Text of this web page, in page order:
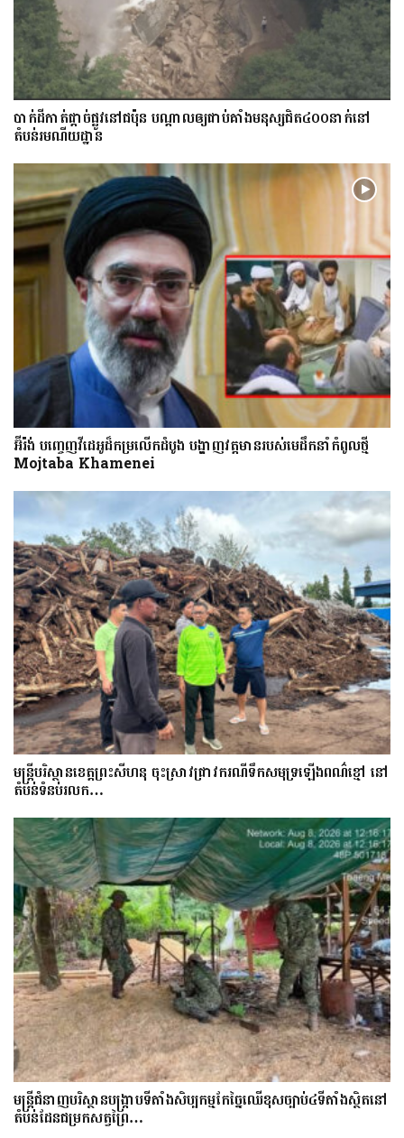
​បាក់​ដី​កាត់ផ្តាច់ផ្លូវ​​នៅជប៉ុន បណ្តាល​ឲ្យ​ជាប់​គាំង​​​មនុស្ស​ជិត​៤០០នាក់​នៅ
តំបន់រមណីយដ្ឋាន​
អ៊ីរ៉ង់ បញ្ចេញវីដេអូដ៏កម្រលើក​ដំបូង បង្ហាញ​វត្តមាន​​​របស់​​មេដឹកនាំកំពូលថ្មី
Mojtaba Khamenei
មន្រ្តីបរិស្ថានខេត្តព្រះសីហនុ ចុះស្រាវជ្រាវករណីទឹកសមុទ្រឡើងពណ៌ខ្មៅ នៅ
តំបន់ទំនប់រលក…
មន្ត្រីជំនាញបរិស្ថានបង្រ្កាបទីតាំងសិប្បកម្មកែច្នៃឈើខុសច្បាប់៤ទីតាំងស្ថិតនៅ
តំបន់ដែនជម្រកសត្វព្រៃ…